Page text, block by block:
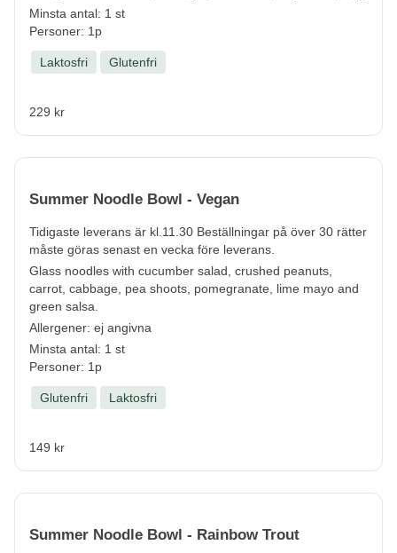
Minsta antal: 1 st
Personer: 1p
Laktosfri Glutenfri
229 kr
Summer Noodle Bowl - Vegan
Tidigaste leverans är kl.11.30 Beställningar på över 30 rätter
måste göras senast en vecka före leverans.
Glass noodles with cucumber salad, crushed peanuts,
carrot, cabbage, pea shoots, pomegranate, lime mayo and
green salsa.
Allergener: ej angivna
Minsta antal: 1 st
Personer: 1p
Glutenfri Laktosfri
149 kr
Summer Noodle Bowl - Rainbow Trout